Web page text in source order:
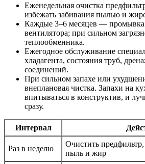
Еженедельная очистка
избежать забивания пылью и
Каждые 3–6 месяцев — промывка
вентилятора; при сильном
теплообменника.
Ежегодное обслуживание
хладагента, состояния труб,
соединений.
При сильном запахе или
внеплановая чистка. Запахи на
впитываться в конструктив, и
сразу.
Интервал
Раз в неделю
Очистить
пыль и жир